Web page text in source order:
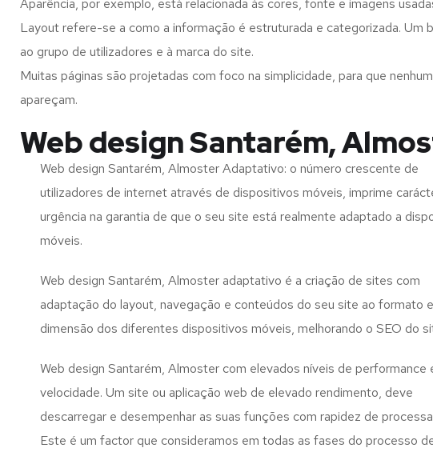
Aparência, por exemplo, está relacionada às cores, fonte e imagens
Layout refere-se a como a informação é estruturada e categorizada.
ao grupo de utilizadores e à marca do site.
Muitas páginas são projetadas com foco na simplicidade, para que
apareçam.
Web design Santarém,
Web design Santarém, Almoster Adaptativo: o número crescente de
utilizadores de internet através de dispositivos móveis, imprime
urgência na garantia de que o seu site está realmente adaptado a
móveis.
Web design Santarém, Almoster adaptativo é a criação de sites com
adaptação do layout, navegação e conteúdos do seu site ao formato e
dimensão dos diferentes dispositivos móveis, melhorando o SEO do
Web design Santarém, Almoster com elevados níveis de performance
velocidade. Um site ou aplicação web de elevado rendimento, deve
descarregar e desempenhar as suas funções com rapidez de
Este é um factor que consideramos em todas as fases do processo